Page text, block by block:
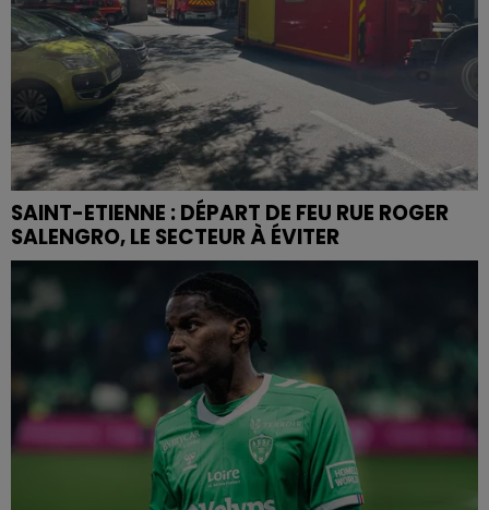
SAINT-ETIENNE : DÉPART DE FEU RUE ROGER
SALENGRO, LE SECTEUR À ÉVITER